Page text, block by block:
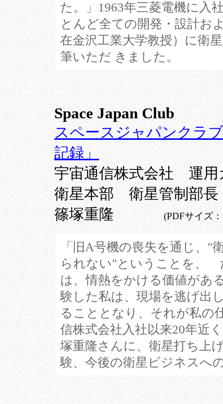
た。」1963年三菱電機に入
とんど全ての開発・設計お
在金沢工業大学教授）に衛
筆いただ きました。
Space Japan Club
スペースジャパンクラ
記録」
宇宙通信株式会社 運
衛星本部 衛星管制部長
篠塚重隆(PDFサイズ
「旧A号機の喪失を通じ、"
られない"ということを、
は、情熱をかける価値があ
験した私は、現場を逃げ出
ることとなり、それが私の
信株式会社入社以来20年近
塚重隆さんに、衛星打ち上
験、今後の衛星ビジネスへ